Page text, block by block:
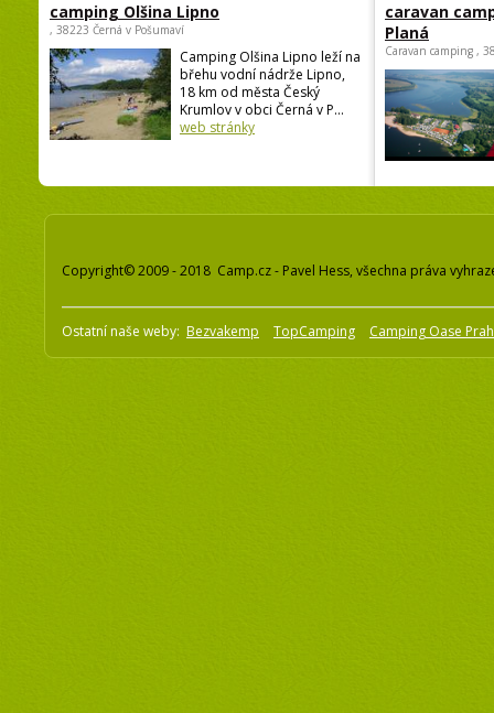
camping Olšina Lipno
, 38223 Černá v Pošumaví
Camping Olšina Lipno leží na
břehu vodní nádrže Lipno,
18 km od města Český
Krumlov v obci Černá v P...
web stránky
caravan
Planá
Caravan camping ,
Copyright© 2009 - 2018 Camp.cz - Pavel Hess, všechna práva
Ostatní naše weby: Bezvakemp TopCamping Camping Oase